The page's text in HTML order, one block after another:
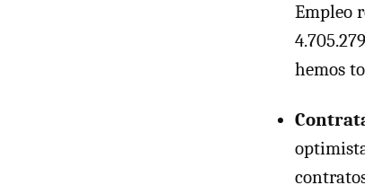
Empleo
hemos